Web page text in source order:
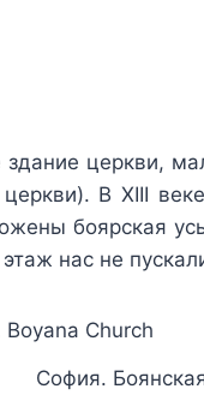
здание церкви,
церкви). В XIII
боярская
этаж нас не
София.